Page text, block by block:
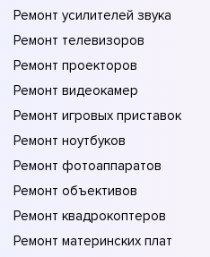
Ремонт усилителей звука
Ремонт телевизоров
Ремонт проекторов
Ремонт видеокамер
Ремонт игровых приставок
Ремонт ноутбуков
Ремонт фотоаппаратов
Ремонт объективов
Ремонт квадрокоптеров
Ремонт материнских плат